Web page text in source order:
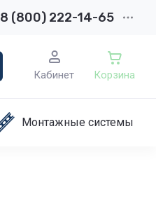
8 (800) 222-14-65
Кабинет Корзина
Монтажные системы